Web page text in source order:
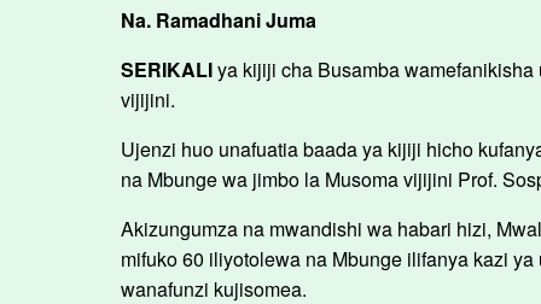
Na. Ramadhani Juma
SERIKALIya kijiji cha Busamba
vijijini.
Ujenzi huo unafuatia baada ya kijiji hicho
na Mbunge wa jimbo la Musoma vijijini Prof.
Akizungumza na mwandishi wa habari hizi,
mifuko 60 iliyotolewa na Mbunge ilifanya kazi
wanafunzi kujisomea.